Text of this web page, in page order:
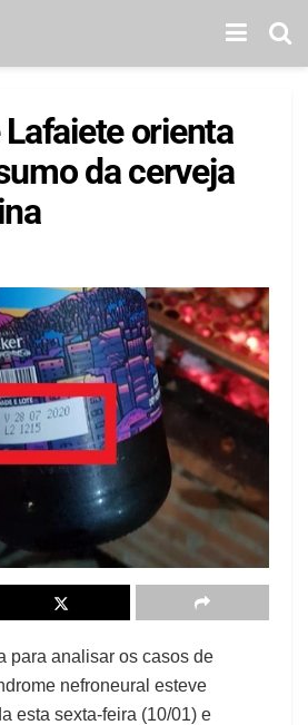
orienta
da cerveja
para analisar os casos de
nefroneural esteve
esta sexta-feira (10/01) e